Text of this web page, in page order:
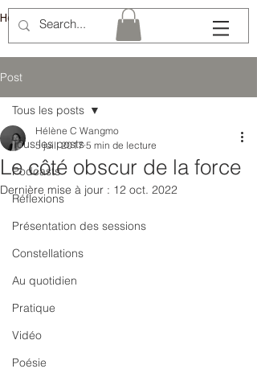
Hélène Lémery
Post
Tous les posts
Podcasts
Réflexions
Présentation des sessions
Constellations
Au quotidien
Pratique
Vidéo
Poésie
Tous les posts
Le côté obscur de la force
Hélène C Wangmo
5 juil. 2017 5 min de lecture
Dernière mise à jour : 12 oct. 2022